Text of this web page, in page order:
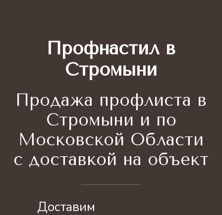
Профнастил в
Стромыни
Продажа профлиста в
Стромыни и по
Московской Области
с доставкой на объект
Доставим